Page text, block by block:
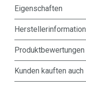
Eigenschaften
Produktbewertungen
Kunden kauften auch